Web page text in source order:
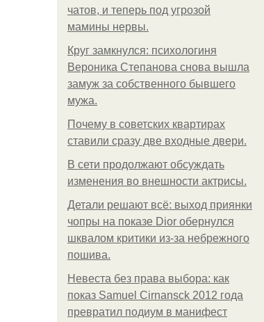
чатов, и теперь под угрозой
мамины нервы.
Круг замкнулся: психологиня
Вероника Степанова снова вышла
замуж за собственного бывшего
мужа.
Почему в советских квартирах
ставили сразу две входные двери.
В сети продолжают обсуждать
изменения во внешности актрисы.
Детали решают всё: выход приянки
чопры на показе Dior обернулся
шквалом критики из-за небрежного
пошива.
Невеста без права выбора: как
показ Samuel Cirnansck 2012 года
превратил подиум в манифест